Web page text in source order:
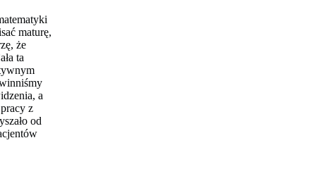
maturę,
że
ta
a
z
od